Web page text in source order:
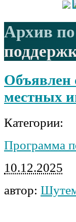
Архив по
Объявлен
местных
Категории:
Программа
10.12.2025
автор: